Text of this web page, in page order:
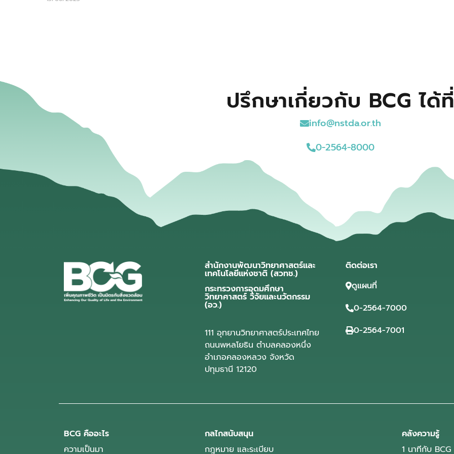
ปรึกษาเกี่ยวกับ BCG ได้ที่
info@nstda.or.th
0-2564-8000
สำนักงานพัฒนาวิทยาศาสตร์และ
เทคโนโลยีแห่งชาติ (สวทช.)
กระทรวงการอุดมศึกษา
วิทยาศาสตร์ วิจัยและนวัตกรรม
(อว.)
111 อุทยานวิทยาศาสตร์ประเทศไทย
ถนนพหลโยธิน ตำบลคลองหนึ่ง
อำเภอคลองหลวง จังหวัด
ปทุมธานี 12120
ติดต่อเรา
ดูแผนที่
0-2564-7000
0-2564-7001
BCG คืออะไร
ความเป็นมา
กลไกสนับสนุน
กฎหมาย และระเบียบ
คลังความรู้
1 นาทีกับ BCG